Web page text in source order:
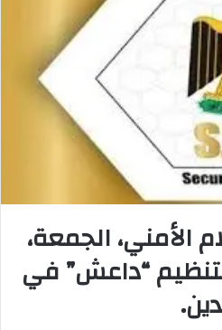
الأمني، الجمعة،
“داعش” في